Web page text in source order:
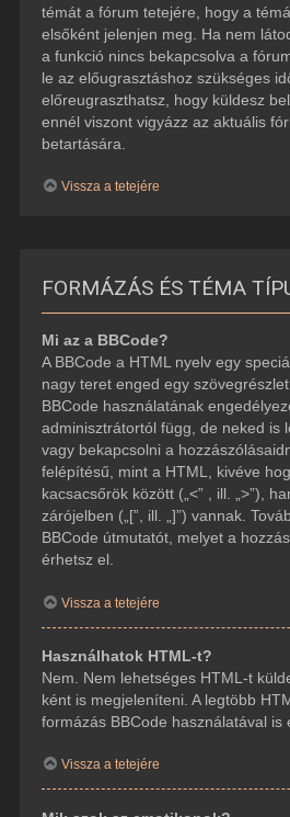
témát a fórum tetejére, hogy a
elsőként jelenjen meg. Ha nem
a funkció nincs bekapcsolva a
le az előugrasztáshoz szükséges
előreugraszthatsz, hogy küldesz
ennél viszont vigyázz az aktuális
betartására.
Vissza a tetejére
FORMÁZÁS ÉS TÉMA
Mi az a BBCode?
A BBCode a HTML nyelv egy
nagy teret enged egy
BBCode használatának
adminisztrátortól függ, de neked is
vagy bekapcsolni a
felépítésű, mint a HTML, kivéve
kacsacsőrök között („<” , ill. „>”),
zárójelben („[”, ill. „]”) vannak.
BBCode útmutatót, melyet a
érhetsz el.
Vissza a tetejére
Használhatok HTML-t?
Nem. Nem lehetséges HTML-t
ként is megjeleníteni. A legtöbb
formázás BBCode használatával is
Vissza a tetejére